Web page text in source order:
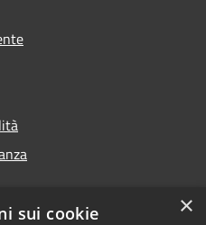
×
sui cookie